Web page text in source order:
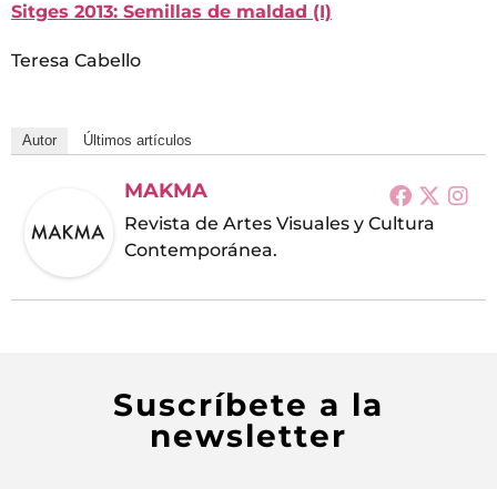
Sitges 2013: Semillas de maldad (I)
Teresa Cabello
Autor Últimos artículos
MAKMA
Revista de Artes Visuales y Cultura
Contemporánea.
Suscríbete a la
newsletter